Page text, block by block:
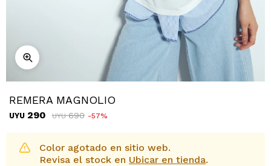
REMERA MAGNOLIO
UYU 290 UYU 690 57
Color agotado en sitio web.
Revisa el stock en Ubicar en tienda.